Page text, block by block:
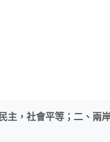
主，社會平等；二、兩